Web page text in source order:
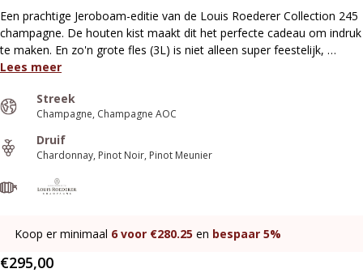
Een prachtige Jeroboam-editie van de Louis Roederer Collection 245
champagne. De houten kist maakt dit het perfecte cadeau om indruk
te maken. En zo'n grote fles (3L) is niet alleen super feestelijk, …
Lees meer
Streek
Champagne Champagne AOC
Druif
Chardonnay Pinot Noir Pinot Meunier
Koop er minimaal 6 voor €280.25 en bespaar 5%
€295,00